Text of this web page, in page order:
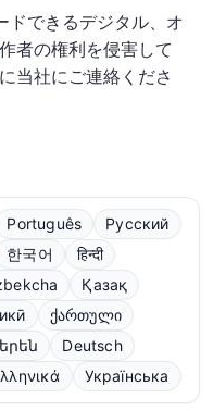
ドできるデジタル、オ
者の権利を侵害して
当社にご連絡くださ
Português
Русский
한국어
हिन्दी
Қазақ
ქართული
Deutsch
Українська